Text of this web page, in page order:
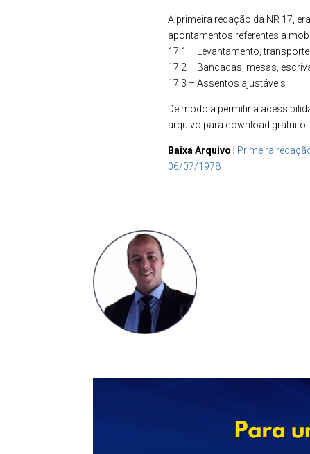
A primeira redação da NR 17,
apontamentos referentes a
17.1 – Levantamento,
17.2 – Bancadas, mesas,
17.3 – Assentos ajustáveis
De modo a permitir a
arquivo para download gratuito.
Baixa Arquivo | Primeira
06/07/1978